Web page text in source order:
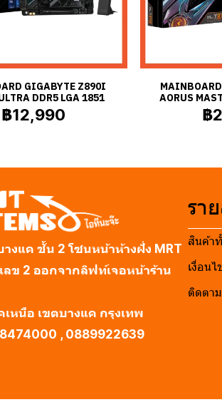
GIGABYTE Z890I
DDR5 LGA 1851
฿12,990
AORUS
฿
างแค ชั้น 2 โซนหน้าห้างฝั่ง MRT
ข 2 ออกจากลิฟท์เจอหน้าร้าน
เหนือ เขตบางแค กรุงเทพ
, 0889922639
รา
สินค้า
เงื่อน
ติดตา